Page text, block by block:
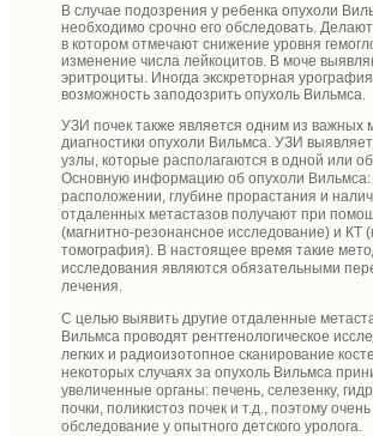
В случае подозрения у ребенка опухоли
необходимо срочно его обследовать.
в котором отмечают снижение уровня
изменение числа лейкоцитов. В моче
эритроциты. Иногда экскреторная
возможность заподозрить опухоль Вильмса.
УЗИ почек также является одним из важных
диагностики опухоли Вильмса.УЗИ
узлы, которые располагаются в одной или
Основную информацию об опухоли Вильмса:
расположении, глубине прорастания и
отдаленных метастазов получают при
(магнитно-резонансное исследование) и КТ
томография). В настоящее время такие
исследования являются обязательными
лечения.
С целью выявить другие отдаленные
Вильмса проводят рентгенологическое
легких и радиоизотопное сканирование
некоторых случаях за опухоль Вильмса
увеличенные органы: печень, селезенку,
почки, поликистоз почек и т.д., поэтому
обследование у опытного детского уролога.